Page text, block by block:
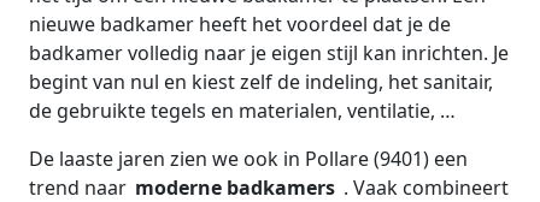
nieuwe badkamer heeft het voordeel dat je de
badkamer volledig naar je eigen stijl kan inrichten. Je
begint van nul en kiest zelf de indeling, het sanitair,
de gebruikte tegels en materialen, ventilatie, …
De laaste jaren zien we ook in Pollare (9401) een
trend naar moderne badkamers . Vaak combineert